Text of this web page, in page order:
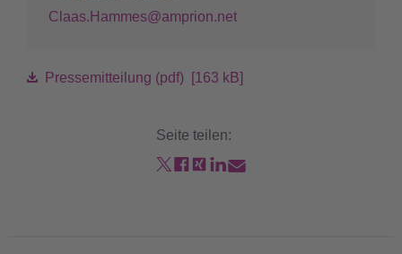
Claas.Hammes@amprion.net
Pressemitteilung (pdf) [163 kB]
Seite teilen: